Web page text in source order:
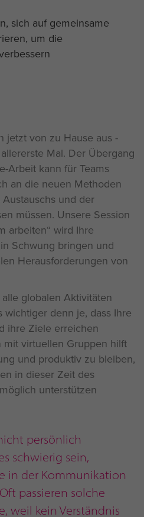
sich auf gemeinsame
um die
jetzt von zu Hause aus -
Mal. Der Übergang
Arbeit kann für Teams
an die neuen Methoden
und der
müssen. Unsere Session
arbeiten“ wird Ihre
Schwung bringen und
Herausforderungen von
globalen Aktivitäten
wichtiger denn je, dass Ihre
ihre Ziele erreichen
mit virtuellen Gruppen hilft
und produktiv zu bleiben,
in dieser Zeit des
unterstützen
persönlich
schwierig sein,
in der Kommunikation
passieren solche
weil kein Verständnis